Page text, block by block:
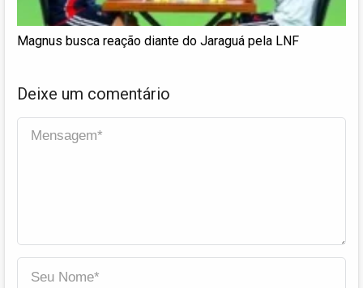
Magnus busca reação diante do Jaraguá pela LNF
Deixe um comentário